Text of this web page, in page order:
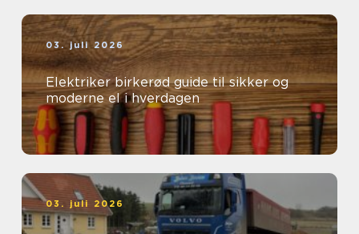
03. juli 2026
Elektriker birkerød guide til sikker og
moderne el i hverdagen
03. juli 2026